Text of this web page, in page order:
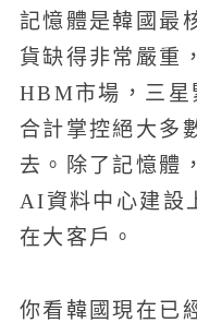
記憶體是韓國最
貨缺得非常嚴重
HBM市場，三星
合計掌控絕大多
去。除了記憶體
AI資料中心建設
在大客戶。
你看韓國現在已